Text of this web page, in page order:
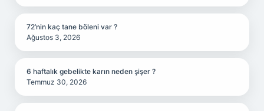
72’nin kaç tane böleni var ?
Ağustos 3, 2026
6 haftalık gebelikte karın neden şişer ?
Temmuz 30, 2026